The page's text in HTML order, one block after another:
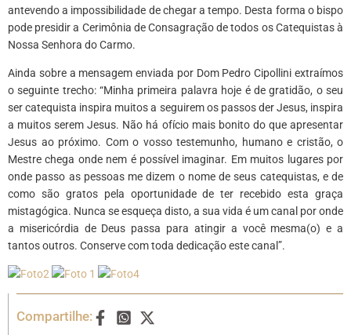
antevendo a impossibilidade de chegar a tempo. Desta forma o bispo
pode presidir a Cerimônia de Consagração de todos os Catequistas à
Nossa Senhora do Carmo.
Ainda sobre a mensagem enviada por Dom Pedro Cipollini extraímos
o seguinte trecho: “Minha primeira palavra hoje é de gratidão, o seu
ser catequista inspira muitos a seguirem os passos der Jesus, inspira
a muitos serem Jesus. Não há ofício mais bonito do que apresentar
Jesus ao próximo. Com o vosso testemunho, humano e cristão, o
Mestre chega onde nem é possível imaginar. Em muitos lugares por
onde passo as pessoas me dizem o nome de seus catequistas, e de
como são gratos pela oportunidade de ter recebido esta graça
mistagógica. Nunca se esqueça disto, a sua vida é um canal por onde
a misericórdia de Deus passa para atingir a você mesma(o) e a
tantos outros. Conserve com toda dedicação este canal”.
Compartilhe: